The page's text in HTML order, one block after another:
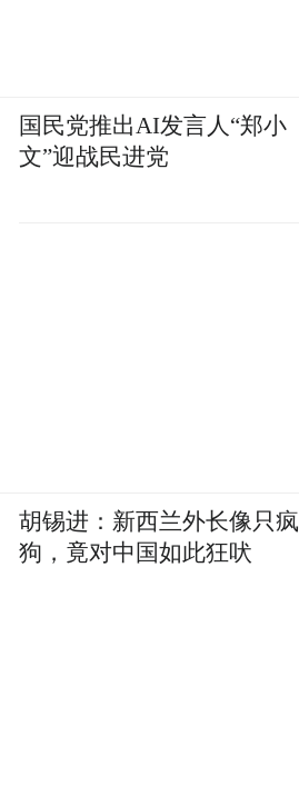
国民党推出AI发言人“郑小
文”迎战民进党
胡锡进：新西兰外长像只疯
狗，竟对中国如此狂吠